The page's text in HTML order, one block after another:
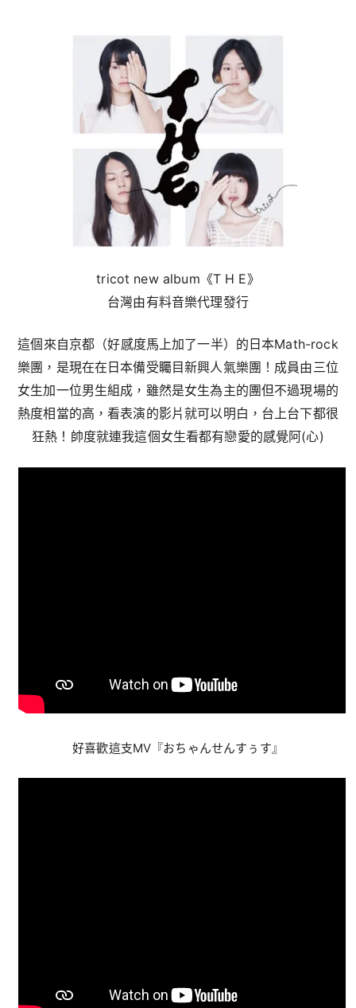
tricot new album《T H E》
台灣由有料音樂代理發行
這個來自京都（好感度馬上加了一半）的日本Math-rock
樂團，是現在在日本備受矚目新興人氣樂團！成員由三位
女生加一位男生組成，雖然是女生為主的團但不過現場的
熱度相當的高，看表演的影片就可以明白，台上台下都很
狂熱！帥度就連我這個女生看都有戀愛的感覺阿(心)
好喜歡這支MV『おちゃんせんすぅす』